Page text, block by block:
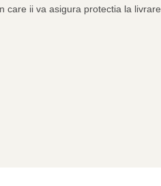
care ii va asigura protectia la livrare.